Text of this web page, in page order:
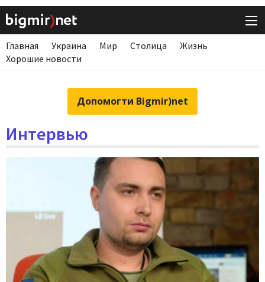
Главная Украина Мир Столица
Жизнь
Хорошие новости
Допомогти Bigmir)net
Интервью